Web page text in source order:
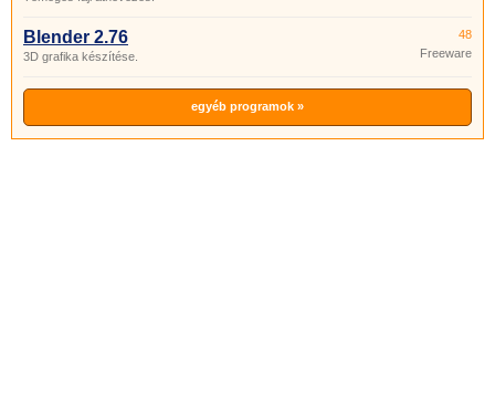
Blender 2.76
3D grafika készítése.
48
Freeware
egyéb programok »